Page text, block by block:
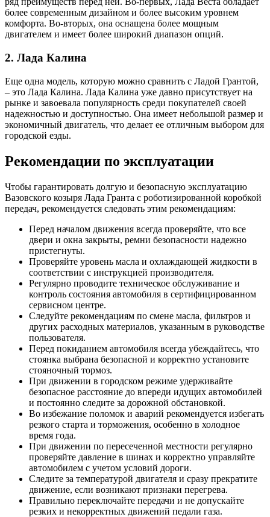
более современным дизайном и более высоким уровнем
комфорта. Во-вторых, она оснащена более мощным
двигателем и имеет более широкий диапазон опций.
2. Лада Калина
Еще одна модель, которую можно сравнить с Ладой Грантой,
– это Лада Калина. Лада Калина уже давно присутствует на
рынке и завоевала популярность среди покупателей своей
надежностью и доступностью. Она имеет небольшой размер и
экономичный двигатель, что делает ее отличным выбором для
городской езды.
Рекомендации по эксплуатации
Чтобы гарантировать долгую и безопасную эксплуатацию
Вазовского козыря Лада Гранта с роботизированной коробкой
передач, рекомендуется следовать этим рекомендациям:
Перед началом движения всегда проверяйте, что все
двери и окна закрыты, ремни безопасности надежно
пристегнуты.
Проверяйте уровень масла и охлаждающей жидкости в
соответствии с инструкцией производителя.
Регулярно проводите техническое обслуживание и
контроль состояния автомобиля в сертифицированном
сервисном центре.
Следуйте рекомендациям по смене масла, фильтров и
других расходных материалов, указанным в руководстве
пользователя.
Перед покиданием автомобиля всегда убеждайтесь, что
стоянка выбрана безопасной и корректно установите
стояночный тормоз.
При движении в городском режиме удерживайте
безопасное расстояние до впереди идущих автомобилей
и постоянно следите за дорожной обстановкой.
Во избежание поломок и аварий рекомендуется избегать
резкого старта и торможения, особенно в холодное
время года.
При движении по пересеченной местности регулярно
проверяйте давление в шинах и корректно управляйте
автомобилем с учетом условий дороги.
Следите за температурой двигателя и сразу прекратите
движение, если возникают признаки перегрева.
Правильно переключайте передачи и не допускайте
резких и некорректных движений педали газа.